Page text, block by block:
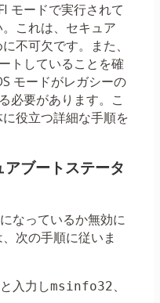
モードで実行されて
これは、セキュア
不可欠です。また、
トしていることを確
モードがレガシーの
必要があります。こ
役立つ詳細な手順を
ブートステータ
なっているか無効に
次の手順に従いま
入力しmsinfo32、